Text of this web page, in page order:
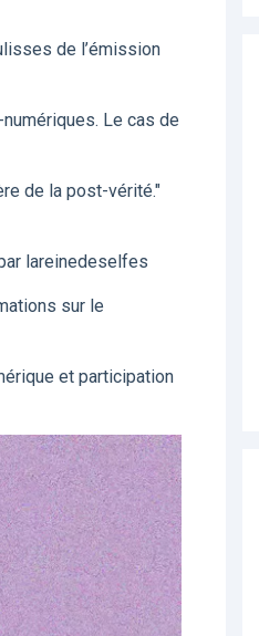
de l’émission
Le cas de
de la post-vérité."
lareinedeselfes
sur le
et participation